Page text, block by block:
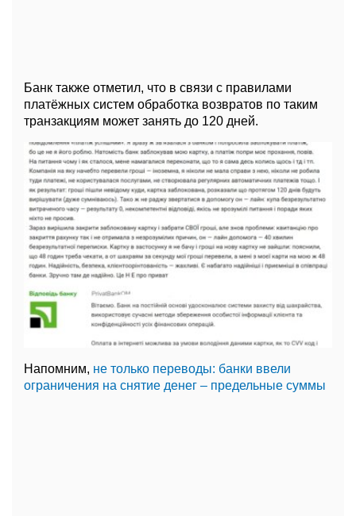
Банк также отметил, что в связи с правилами
платёжных систем обработка возвратов по таким
транзакциям может занять до 120 дней.
Напомним, не только переводы: банки ввели
ограничения на снятие денег – предельные суммы